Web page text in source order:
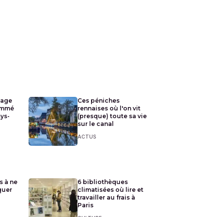
Ces péniches
rennaises où l'on vit
(presque) toute sa vie
sur le canal
ACTUS
à ne
6 bibliothèques
climatisées où lire et
travailler au frais à
Paris